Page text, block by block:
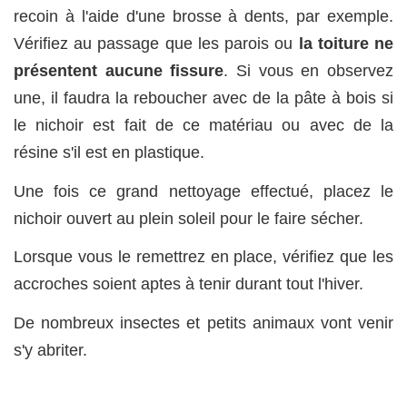
recoin à l'aide d'une brosse à dents, par exemple.
Vérifiez au passage que les parois ou
la toiture ne
présentent aucune fissure. Si vous en observez
une, il faudra la reboucher avec de la pâte à bois si
le nichoir est fait de ce matériau ou avec de la
résine s'il est en plastique.
Une fois ce grand nettoyage effectué, placez le
nichoir ouvert au plein soleil pour le faire sécher.
Lorsque vous le remettrez en place, vérifiez que les
accroches soient aptes à tenir durant tout l'hiver.
De nombreux insectes et petits animaux vont venir
s'y abriter.